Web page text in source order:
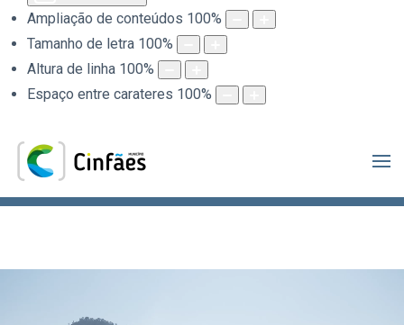
Ampliação de conteúdos 100%
Tamanho de letra 100%
Altura de linha 100%
Espaço entre carateres 100%
.